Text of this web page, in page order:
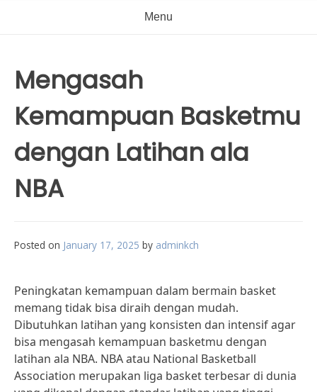
Menu
Mengasah
Kemampuan Basketmu
dengan Latihan ala
NBA
Posted on January 17, 2025 by adminkch
Peningkatan kemampuan dalam bermain basket
memang tidak bisa diraih dengan mudah.
Dibutuhkan latihan yang konsisten dan intensif agar
bisa mengasah kemampuan basketmu dengan
latihan ala NBA. NBA atau National Basketball
Association merupakan liga basket terbesar di dunia